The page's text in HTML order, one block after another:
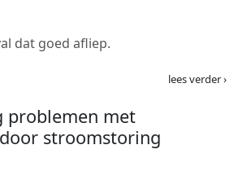
dat goed afliep.
lees verder ›
problemen met
stroomstoring